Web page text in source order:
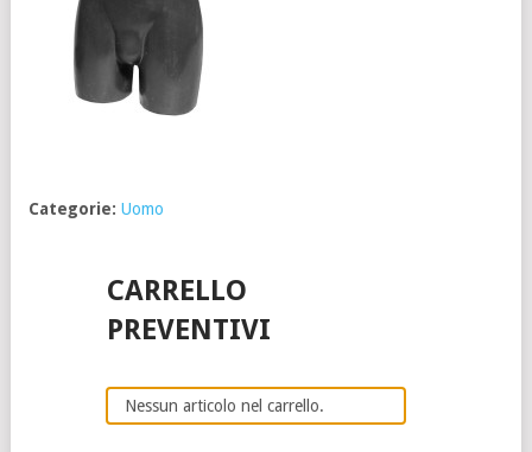
Categorie: Uomo
CARRELLO
PREVENTIVI
Nessun articolo nel carrello.